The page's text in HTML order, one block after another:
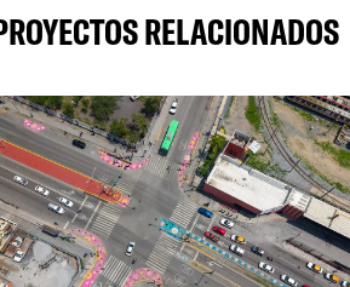
RELACIONADOS